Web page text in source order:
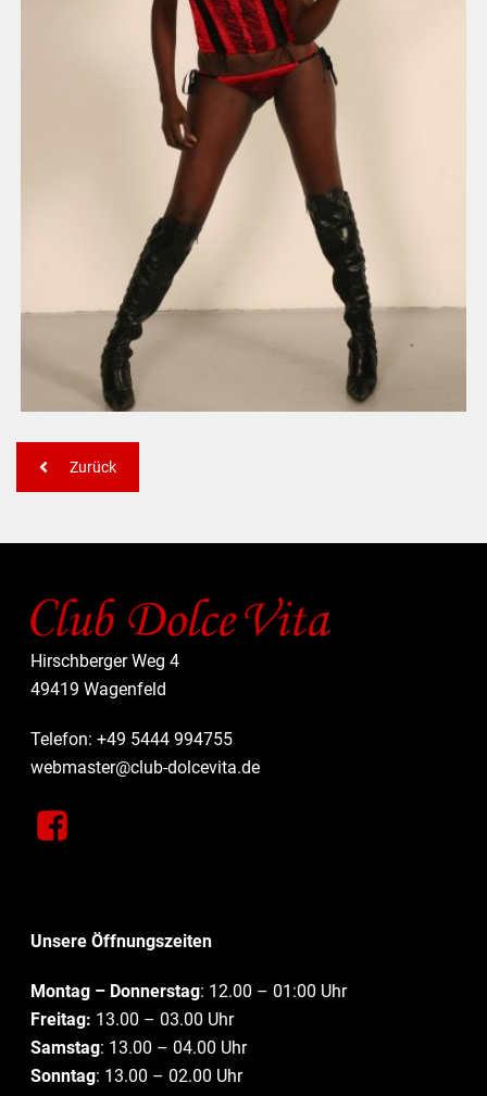
Zurück
Hirschberger Weg 4
49419 Wagenfeld
Telefon: +49 5444 994755
webmaster@club-dolcevita.de
Unsere Öffnungszeiten
Montag – Donnerstag: 12.00 – 01:00 Uhr
Freitag: 13.00 – 03.00 Uhr
Samstag: 13.00 – 04.00 Uhr
Sonntag: 13.00 – 02.00 Uhr